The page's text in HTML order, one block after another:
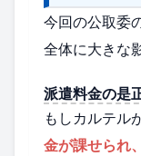
今回の公取委
全体に大きな
派遣料金の是
もしカルテル
金が課せられ